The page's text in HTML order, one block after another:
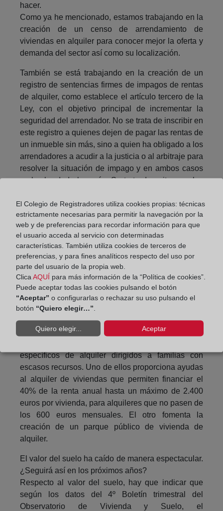
hacer.
Como ya he mencionado, estamos trabajando en la
creación de un censo de arrendamiento de
viviendas en alquiler para conocer mejor la oferta y
demanda del sector así como su localización.
También se está trabajando en la creación de un
registro de sentencias firmes de impagos de rentas
de alquiler, como establece el artículo tercero de la
Ley, con el objetivo principal de incrementar la
seguridad del arrendador. No se trata de inscribir en
este registro a quienes dejen de pagar las rentas de
un inmueble sin más, sino a quien ha obligado a los
arrendadores a acudir a la justicia o al arbitraje para
resolver la situación de impago y en ambos casos
se les ha dado la razón. Se trata de evitar que los
mercado arrendaticio contraten con aquellos que ya
han tenido el antecedente de obligar a un
arrendador a acudir al auxilio judicial o arbitral, para
recuperar la posesión.
En conclusión y precisamente porque sabemos lo
que queda por hacer, se ha creado una Mesa
abierta del alquiler permanente, con empresas del
sector para seguir estudiando el mercado sobre
arrendamiento de viviendas y poder detectar y
diagnosticar posibles problemas.
En paralelo, el nuevo Plan Estatal al que me referí
específicos de alquiler dirigidos a familias con
escasos recursos. Uno de ellos proporciona ayudas
al alquiler de viviendas que permiten financiar el
40% de la renta anual hasta un máximo de 2.400
euros por vivienda, para alquileres que no pasen de
los 600 euros mensuales. El otro fomenta la
creación de un parque público de vivienda de
alquiler.
El valor del suelo ha caído de manera espectacular.
¿Seguirá así en los próximos años?
Respecto al valor del suelo, hay que indicar que
según los datos del 4º Boletín trimestral del
Observatorio de Vivienda y Suelo, el
El Colegio de Registradores utiliza cookies propias: técnicas
estrictamente necesarias para permitir la navegación por la
web y de preferencias para recordar información para que
el usuario acceda al servicio con determinadas
características. También utiliza cookies de terceros de
preferencias, y para fines analíticos respecto del uso por
parte del usuario de la propia web.
Clica AQUÍ para más información de la “Política de cookies”.
Puede aceptar todas las cookies pulsando el botón
“Aceptar” o configurarlas o rechazar su uso pulsando el
botón “Quiero elegir…”
Quiero elegir... Aceptar